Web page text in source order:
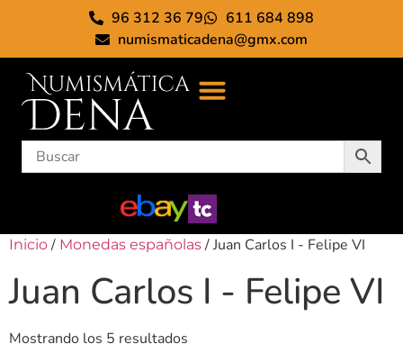
96 312 36 79
611 684 898
numismaticadena@gmx.com
Inicio / Monedas españolas / Juan Carlos I - Felipe VI
Juan Carlos I - Felipe VI
Mostrando los 5 resultados